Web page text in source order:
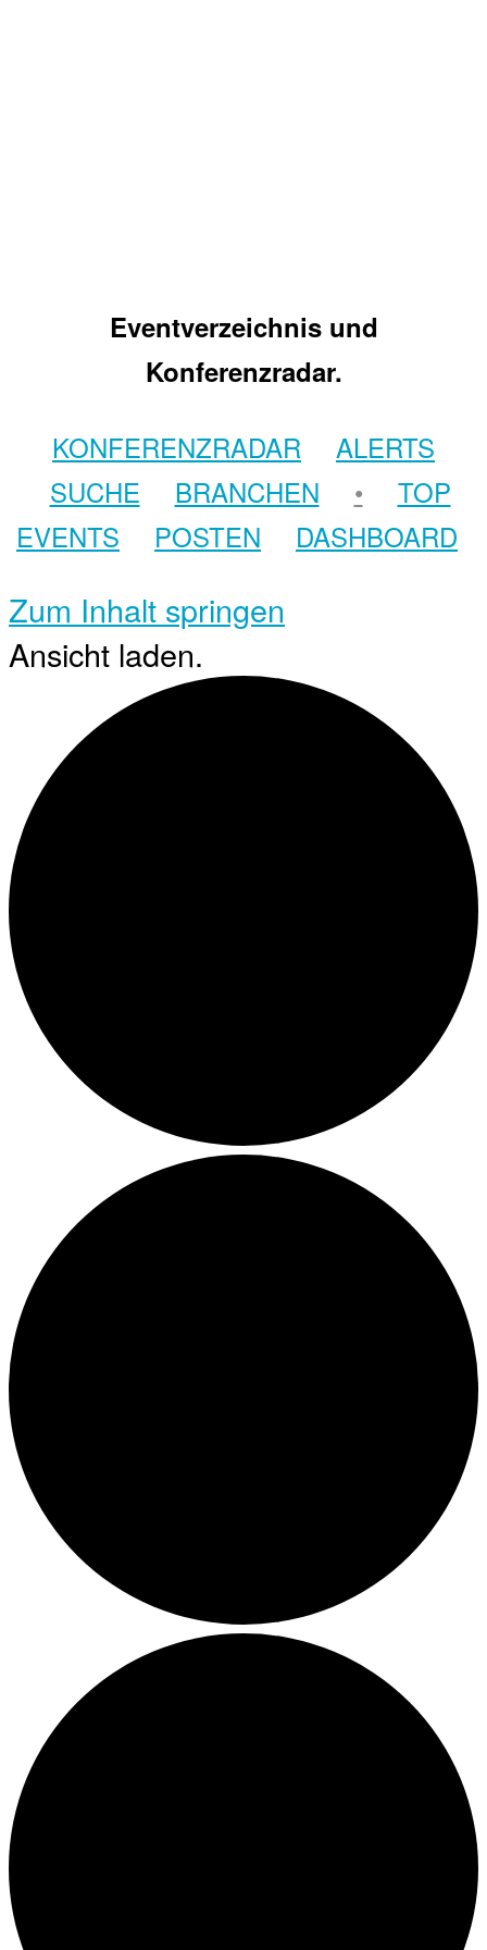
Eventverzeichnis und
Konferenzradar.
KONFERENZRADAR
ALERTS
SUCHE
BRANCHEN •
TOP
EVENTS
POSTEN DASHBOARD
Zum Inhalt springen
Ansicht laden.